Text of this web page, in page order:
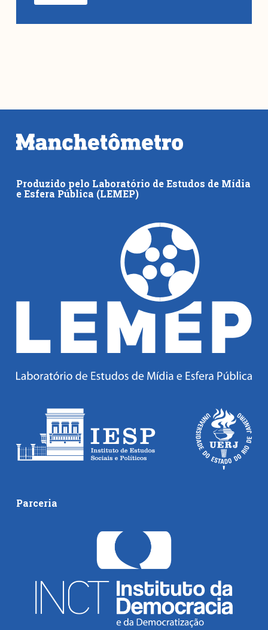
Produzido pelo Laboratório de Estudos de Mídia
e Esfera Pública (LEMEP)
Parceria